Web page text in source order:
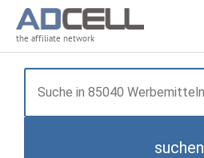
the affiliate network
suchen